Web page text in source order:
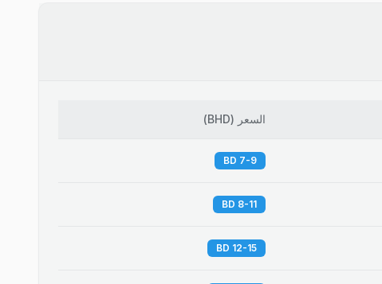
السعر (
BHD
)
7-9 BD
8-11 BD
12-15 BD